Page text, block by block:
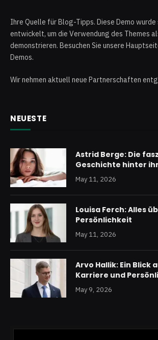
Ihre Quelle für Blog-Tipps. Diese Demo
entwickelt, um die Verwendung des Themes
demonstrieren. Besuchen Sie unsere
Demos.
Wir nehmen aktuell neue Partnerschaften
NEUESTE
Astrid Berge: Die
Geschichte hinter
May 11, 2026
Louisa Ferch: Alles
Persönlichkeit
May 11, 2026
Arvo Hallik: Ein Blick
Karriere und
May 9, 2026